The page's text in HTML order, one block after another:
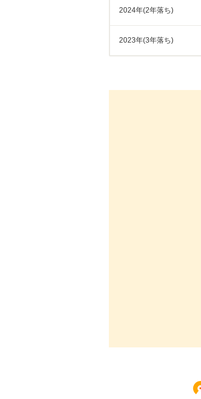
2024年(2年落ち)
2023年(3年落ち)